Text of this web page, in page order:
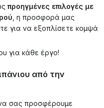
προηγμένες επιλογές με
, η προσφορά μας
για να εξοπλίσετε κομψά
για κάθε έργο!
από την
σας προσφέρουμε